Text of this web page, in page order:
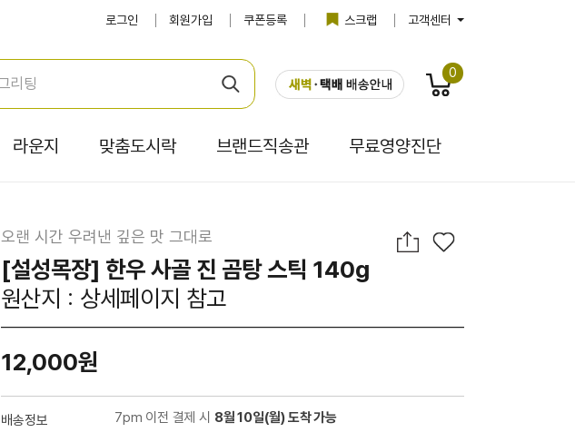
로그인 회원가입 쿠폰등록 스크랩 고객센터
0
라운지 맞춤도시락 브랜드직송관 무료영양진단
오랜 시간 우려낸 깊은 맛 그대로
[설성목장] 한우 사골 진 곰탕 스틱 140g
원산지 : 상세페이지 참고
12,000원
배송정보 7pm 이전 결제 시 8월 10일(월) 도착 가능